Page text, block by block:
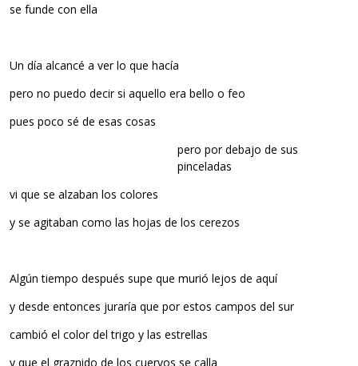
se funde con ella
Un día alcancé a ver lo que hacía
pero no puedo decir si aquello era bello o feo
pues poco sé de esas cosas
pero por debajo de sus
pinceladas
vi que se alzaban los colores
y se agitaban como las hojas de los cerezos
Algún tiempo después supe que murió lejos de aquí
y desde entonces juraría que por estos campos del sur
cambió el color del trigo y las estrellas
y que el graznido de los cuervos se calla